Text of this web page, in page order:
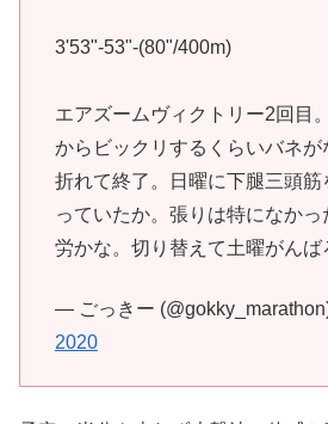
3'53"-53"-(80"/400m)
エアズームヴィクトリー2回目
からビックリするくらいバネ
折れて終了。日曜に下腿三頭
っていたか。張りは特になか
労かな。切り替えて土曜がんば
— ごっきー
2020